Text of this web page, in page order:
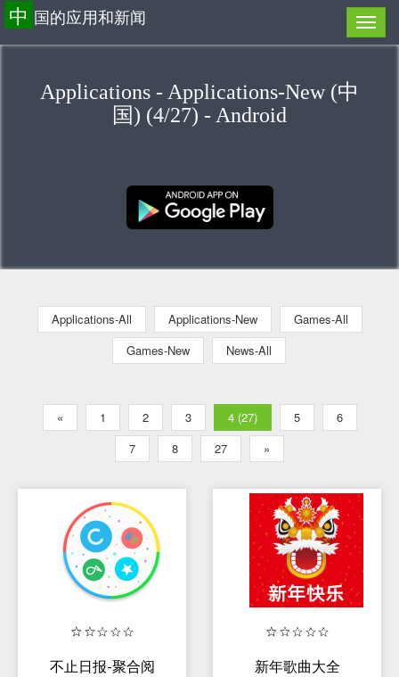
中 国的应用和新闻
Applications - Applications-New (中
国) (4/27) - Android
Applications-All Applications-New
Games-All
Games-New
News-All
« 1 2 3 4 (27) 5
6
7
8 27 »
不止日报-聚合阅
新年歌曲大全